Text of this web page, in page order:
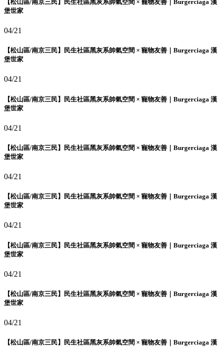
【松山區/南京三民】民生社區黑灰系帥氣空間 × 寵物友善｜Burgerciaga 漢
堡世家
04/21
【松山區/南京三民】民生社區黑灰系帥氣空間 × 寵物友善｜Burgerciaga 漢
堡世家
04/21
【松山區/南京三民】民生社區黑灰系帥氣空間 × 寵物友善｜Burgerciaga 漢
堡世家
04/21
【松山區/南京三民】民生社區黑灰系帥氣空間 × 寵物友善｜Burgerciaga 漢
堡世家
04/21
【松山區/南京三民】民生社區黑灰系帥氣空間 × 寵物友善｜Burgerciaga 漢
堡世家
04/21
【松山區/南京三民】民生社區黑灰系帥氣空間 × 寵物友善｜Burgerciaga 漢
堡世家
04/21
【松山區/南京三民】民生社區黑灰系帥氣空間 × 寵物友善｜Burgerciaga 漢
堡世家
04/21
【松山區/南京三民】民生社區黑灰系帥氣空間 × 寵物友善｜Burgerciaga 漢